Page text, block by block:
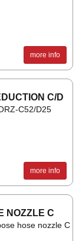
more info
C/D
C52/D25
more info
NOZZLE C
hose nozzle C